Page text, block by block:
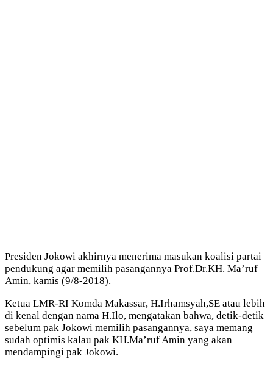
Presiden Jokowi akhirnya menerima masukan koalisi partai
pendukung agar memilih pasangannya Prof.Dr.KH. Ma’ruf
Amin, kamis (9/8-2018).
Ketua LMR-RI Komda Makassar, H.Irhamsyah,SE atau lebih
di kenal dengan nama H.Ilo, mengatakan bahwa, detik-detik
sebelum pak Jokowi memilih pasangannya, saya memang
sudah optimis kalau pak KH.Ma’ruf Amin yang akan
mendampingi pak Jokowi.